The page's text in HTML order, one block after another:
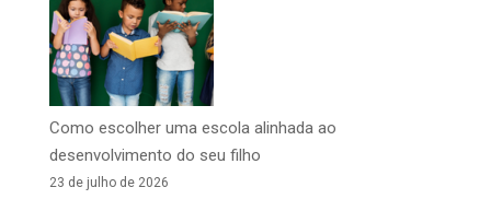
Como escolher uma escola alinhada ao
desenvolvimento do seu filho
23 de julho de 2026